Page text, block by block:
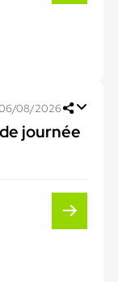
08/2026
journée